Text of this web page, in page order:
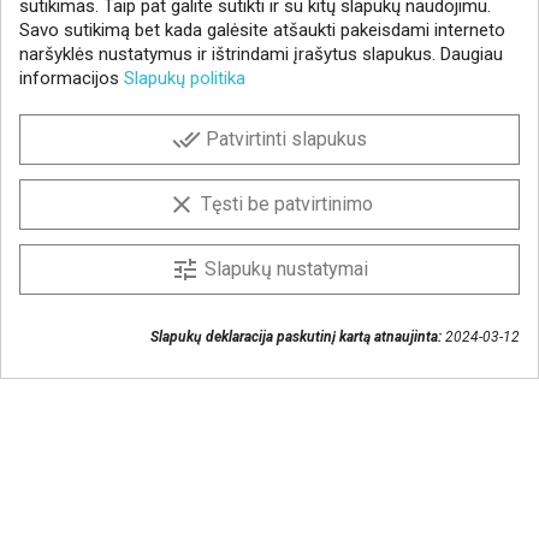
Gaukite geriausius pasiūlymus!
Prenumeruokite naujienlaiškį ir visada sužinokite
Sutinku, kad mano duomenys būtų saugomi
sutikimas. Taip pat galite sutikti ir su kitų slapukų naudojimu.
Savo sutikimą bet kada galėsite atšaukti pakeisdami interneto
naršyklės nustatymus ir ištrindami įrašytus slapukus. Daugiau
informacijos Slapukų politika
done_all Patvirtinti slapukus
clear Tęsti be patvirtinimo
tune Slapukų nustatymai
Slapukų deklaracija paskutinį kartą atnaujinta: 2024-03-12